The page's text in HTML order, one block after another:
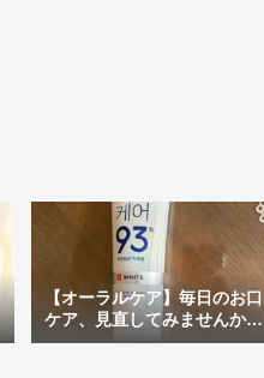
【オーラルケア】毎日のお口
ケア、見直してみませんか？
おすすめの市販歯磨き粉＆韓